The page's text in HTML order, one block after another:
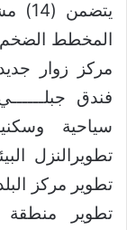
المخطط الضخم
مركز زوار
فندق
سياحية
تطويرالنزل
تطوير مركز
تطوير منطقة